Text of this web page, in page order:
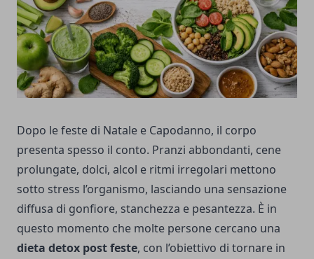
Dopo le feste di Natale e Capodanno, il corpo
presenta spesso il conto. Pranzi abbondanti, cene
prolungate, dolci, alcol e ritmi irregolari mettono
sotto stress l’organismo, lasciando una sensazione
diffusa di gonfiore, stanchezza e pesantezza. È in
questo momento che molte persone cercano una
dieta detox post feste, con l’obiettivo di tornare in